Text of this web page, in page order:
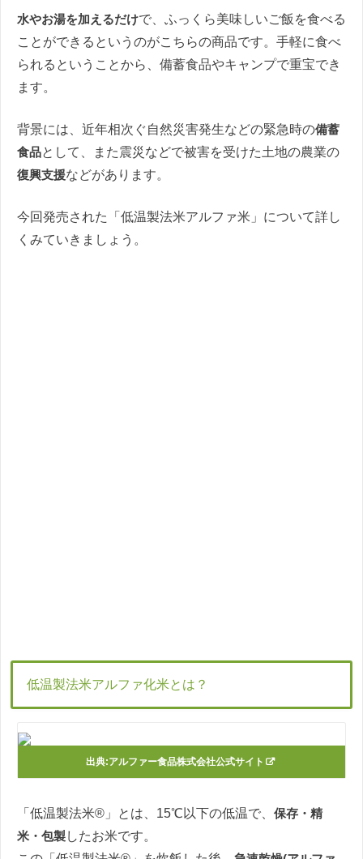
水やお湯を加えるだけで、ふっくら美味しいご飯を食べる
ことができるというのがこちらの商品です。手軽に食べ
られるということから、備蓄食品やキャンプで重宝でき
ます。
背景には、近年相次ぐ自然災害発生などの緊急時の備蓄
食品として、また震災などで被害を受けた土地の農業の
復興支援などがあります。
今回発売された「低温製法米アルファ米」について詳し
くみていきましょう。
低温製法米アルファ化米とは？
出典:アルファー食品株式会社公式サイト
「低温製法米®︎」とは、15℃以下の低温で、 保存・精
米・包製したお米です。